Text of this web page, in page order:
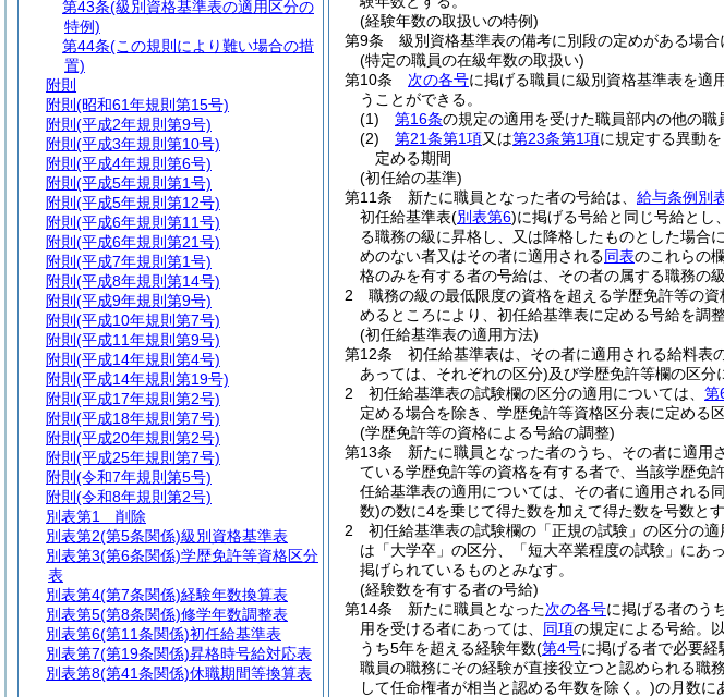
(経験年数の取扱いの特例)
第9条
級別資格基準表の備考に別段の定めがある場
(特定の職員の在級年数の取扱い)
第10条
次の各号に掲げる職員に級別資格基準表を適
うことができる。
(1)
第16条の規定の適用を受けた職員部内の他の
(2)
第21条第1項又は第23条第1項に規定する異動
定める期間
(初任給の基準)
第11条
新たに職員となった者の号給は、 給与条例別
初任給基準表(別表第6)に掲げる号給と同じ号給とし
る職務の級に昇格し、又は降格したものとした場合
めのない者又はその者に適用される同表のこれらの
格のみを有する者の号給は、その者の属する職務の
2
職務の級の最低限度の資格を超える学歴免許等の
めるところにより、初任給基準表に定める号給を調
(初任給基準表の適用方法)
第12条
初任給基準表は、その者に適用される給料表
あっては、それぞれの区分)及び学歴免許等欄の区分
2
初任給基準表の試験欄の区分の適用については、 第
定める場合を除き、学歴免許等資格区分表に定める
(学歴免許等の資格による号給の調整)
第13条
新たに職員となった者のうち、その者に適用
ている学歴免許等の資格を有する者で、当該学歴免
任給基準表の適用については、その者に適用される
数)の数に4を乗じて得た数を加えて得た数を号数と
2
初任給基準表の試験欄の「正規の試験」の区分の
は「大学卒」の区分、「短大卒業程度の試験」にあ
掲げられているものとみなす。
(経験数を有する者の号給)
第14条
新たに職員となった次の各号に掲げる者のう
用を受ける者にあっては、 同項の規定による号給。
うち5年を超える経験年数(第4号に掲げる者で必要
職員の職務にその経験が直接役立つと認められる職
して任命権者が相当と認める年数を除く。)の月数に
第43条(級別資格基準表の適用区分の
特例)
第44条(この規則により難い場合の措
置)
附則
附則 (昭和61年規則第15号)
附則 (平成2年規則第9号)
附則 (平成3年規則第10号)
附則 (平成4年規則第6号)
附則 (平成5年規則第1号)
附則 (平成5年規則第12号)
附則 (平成6年規則第11号)
附則 (平成6年規則第21号)
附則 (平成7年規則第1号)
附則 (平成8年規則第14号)
附則 (平成9年規則第9号)
附則 (平成10年規則第7号)
附則 (平成11年規則第9号)
附則 (平成14年規則第4号)
附則 (平成14年規則第19号)
附則 (平成17年規則第2号)
附則 (平成18年規則第7号)
附則 (平成20年規則第2号)
附則 (平成25年規則第7号)
附則 (令和7年規則第5号)
附則 (令和8年規則第2号)
別表第1
削除
別表第2(第5条関係)級別資格基準表
別表第3(第6条関係)学歴免許等資格区分
表
別表第4(第7条関係)経験年数換算表
別表第5(第8条関係)修学年数調整表
別表第6(第11条関係)初任給基準表
別表第7(第19条関係)昇格時号給対応表
別表第8(第41条関係)休職期間等換算表